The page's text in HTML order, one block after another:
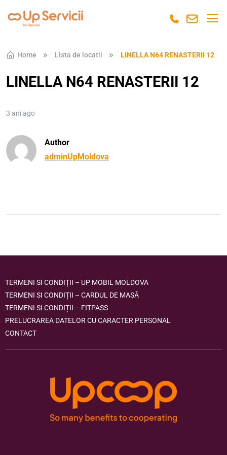
Skip to navigation
Skip to content
Home Lista de locatii LINELLA N64 RENASTERII 12
LINELLA N64 RENASTERII 12
3 ani ago
Author
adminUpMoldova
TERMENI SI CONDIȚII – UP MOBIL MOLDOVA
TERMENI SI CONDIȚII – CARDUL DE MASĂ
TERMENI SI CONDIȚII – FITPASS
PRELUCRAREA DATELOR CU CARACTER PERSONAL
CONTACT